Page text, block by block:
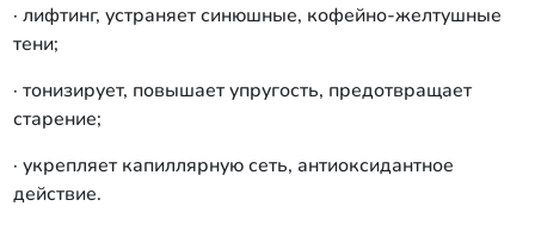
· лифтинг, устраняет синюшные, кофейно-желтушные
тени;
· тонизирует, повышает упругость, предотвращает
старение;
· укрепляет капиллярную сеть, антиоксидантное
действие.